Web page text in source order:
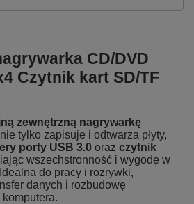
CD/DVD
Czytnik kart SD/TF
zewnętrzną nagrywarkę
tylko zapisuje i odtwarza płyty,
porty USB 3.0 oraz czytnik
wszechstronność i wygodę w
do pracy i rozrywki,
danych i rozbudowę